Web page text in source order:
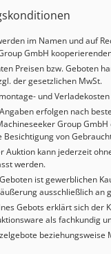
–
– Hochdruck-Injektion
– Feinbearbeitung
Scanner • 3D-
Kamerasystem •
• Automatische
Anpassbare
kg-Tank •
• Integrierte
Kühleinheit •
• Stabile
• Ethernet-basierte
auf SPS, Scanner,
rückspeisefähige
• Verarbeitet 3D-
und
•
im Namen und auf
GmbH
Preisen bzw. Geboten
der gesetzlichen MwSt.
und
erfolgen nach
Group
Besichtigung von
Auktion kann jederzeit
werden.
ist gewerblichen
ausschließlich an
Gebots erklärt sich der
als fachkundig
beziehungsweise